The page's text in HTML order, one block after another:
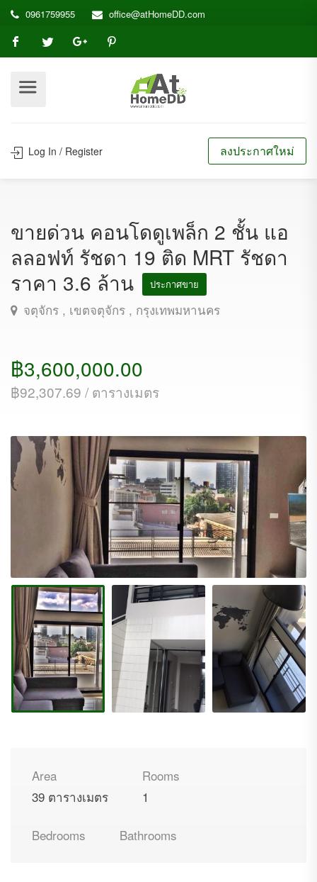
0961759955 office@atHomeDD.com
Log In / Register ลงประกาศใหม่
ขายด่วน คอนโดดูเพล็ก 2 ชั้น แอ
ลลอฟท์ รัชดา 19 ติด MRT รัชดา
ราคา 3.6 ล้าน
ประกาศขาย
จตุจักร , เขตจตุจักร , กรุงเทพมหานคร
฿3,600,000.00
฿92,307.69 / ตารางเมตร
Area
39 ตารางเมตร
Rooms
1
Bedrooms Bathrooms